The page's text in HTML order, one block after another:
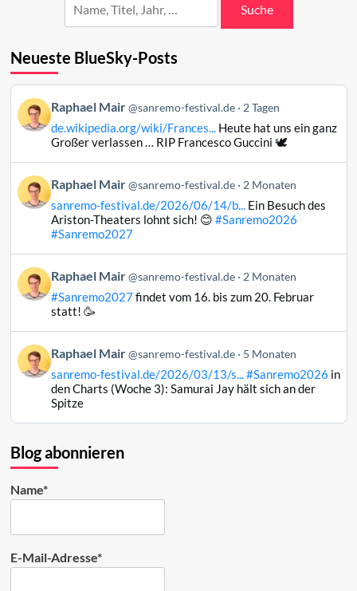
Suche
Neueste BlueSky-Posts
Beitrag
von
Raphael
Bluesky
ansehen
Raphael Mair @sanremo-festival.de 2 Tagen
de.wikipedia.org/wiki/Frances...Heute hat uns ein ganz
Großer verlassen … RIP Francesco Guccini 🕊️
Beitrag
von
Raphael
ansehen
Raphael Mair @sanremo-festival.de 2 Monaten
sanremo-festival.de/2026/06/14/b...Ein Besuch des
Ariston-Theaters lohnt sich! 😊 #Sanremo2026
#Sanremo2027
Beitrag
von
Raphael
Bluesky
ansehen
Raphael Mair @sanremo-festival.de 2 Monaten
#Sanremo2027findet vom 16. bis zum 20. Februar
statt! 🥳
Beitrag
von
Raphael
ansehen
Raphael Mair @sanremo-festival.de 5 Monaten
sanremo-festival.de/2026/03/13/s...#Sanremo2026 in
den Charts (Woche 3): Samurai Jay hält sich an der
Spitze
Blog abonnieren
Name*
E-Mail-Adresse*